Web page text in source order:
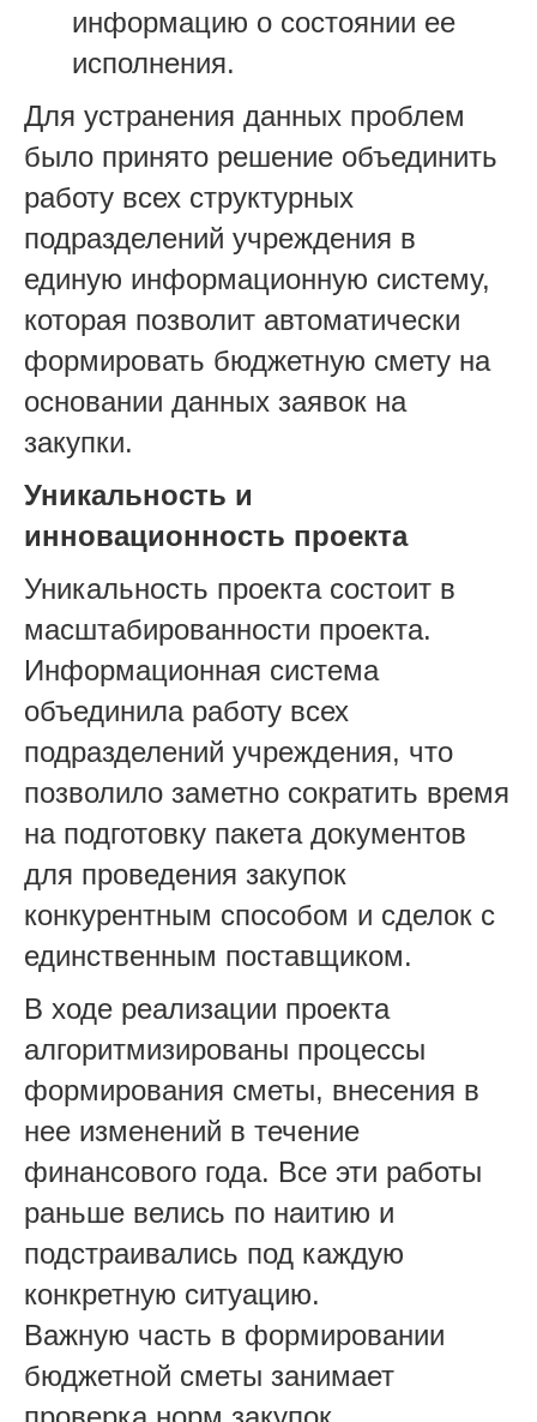
информацию о состоянии ее
исполнения.
Для устранения данных проблем
было принято решение объединить
работу всех структурных
подразделений учреждения в
единую информационную систему,
которая позволит автоматически
формировать бюджетную смету на
основании данных заявок на
закупки.
Уникальность и
инновационность проекта
Уникальность проекта состоит в
масштабированности проекта.
Информационная система
объединила работу всех
подразделений учреждения, что
позволило заметно сократить время
на подготовку пакета документов
для проведения закупок
конкурентным способом и сделок с
единственным поставщиком.
В ходе реализации проекта
алгоритмизированы процессы
формирования сметы, внесения в
нее изменений в течение
финансового года. Все эти работы
раньше велись по наитию и
подстраивались под каждую
конкретную ситуацию.
Важную часть в формировании
бюджетной сметы занимает